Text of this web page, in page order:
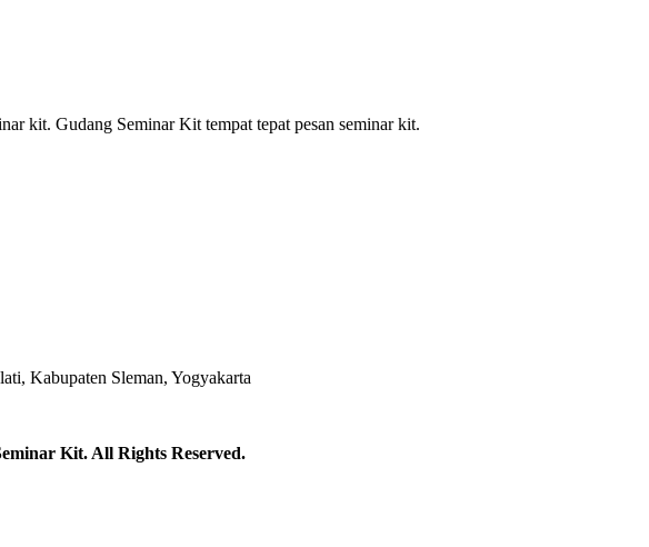
kit. Gudang Seminar Kit tempat tepat pesan seminar kit.
Kabupaten Sleman, Yogyakarta
Kit. All Rights Reserved.